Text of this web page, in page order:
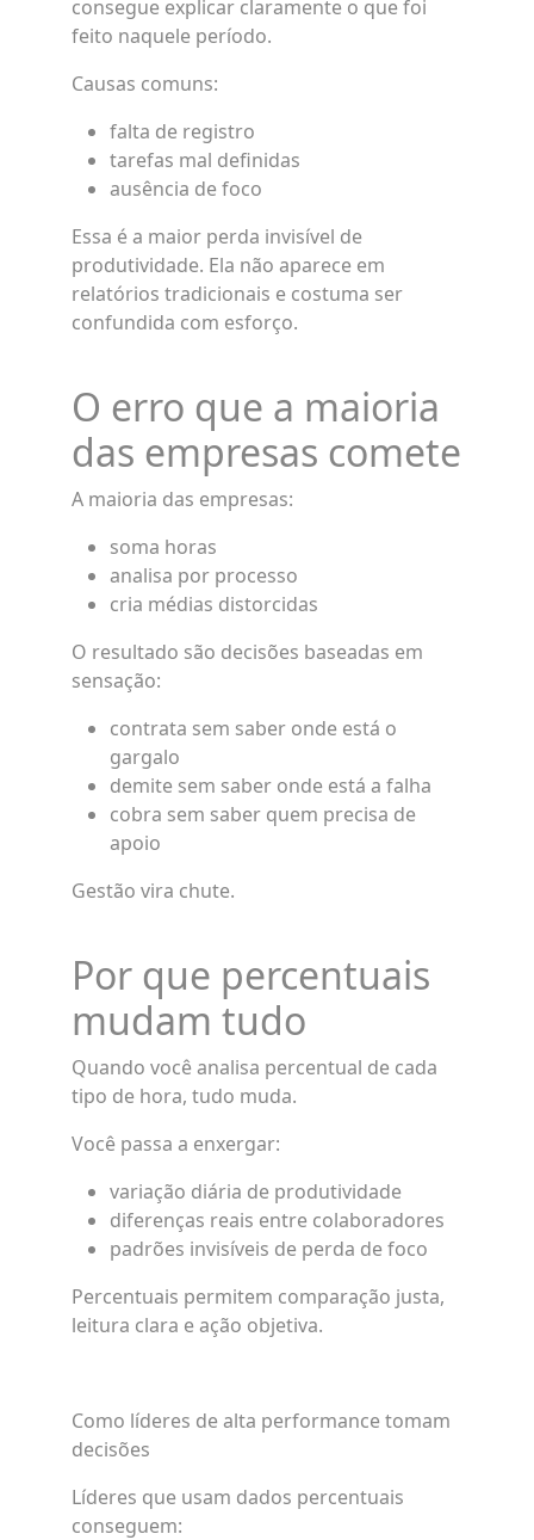
consegue explicar claramente o que foi
feito naquele período.
Causas comuns:
falta de registro
tarefas mal definidas
ausência de foco
Essa é a maior perda invisível de
produtividade. Ela não aparece em
relatórios tradicionais e costuma ser
confundida com esforço.
O erro que a maioria
das empresas comete
A maioria das empresas:
soma horas
analisa por processo
cria médias distorcidas
O resultado são decisões baseadas em
sensação:
contrata sem saber onde está o
gargalo
demite sem saber onde está a falha
cobra sem saber quem precisa de
apoio
Gestão vira chute.
Por que percentuais
mudam tudo
Quando você analisa percentual de cada
tipo de hora, tudo muda.
Você passa a enxergar:
variação diária de produtividade
diferenças reais entre colaboradores
padrões invisíveis de perda de foco
Percentuais permitem comparação justa,
leitura clara e ação objetiva.
Como líderes de alta performance tomam
decisões
Líderes que usam dados percentuais
conseguem: